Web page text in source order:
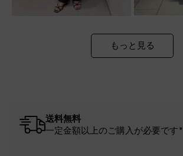
もっと見る
送料無料
一定金額以上のご購入が必要です*